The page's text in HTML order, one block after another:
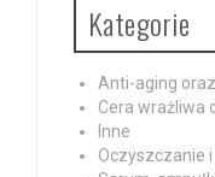
Kategorie
Anti-aging
Cera wrażliwa
Inne
Oczyszczanie